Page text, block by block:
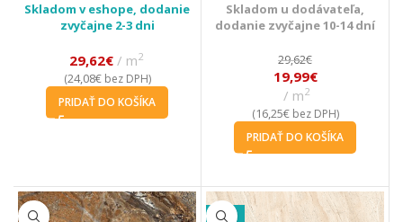
Skladom v eshope, dodanie
zvyčajne 2-3 dni
29,62€ m2
(24,08€bez DPH)
PRIDAŤ DO KOŠÍKA
Skladom u dodávateľa,
dodanie zvyčajne 10-14 dní
29,62€
19,99€
m2
(16,25€bez DPH)
PRIDAŤ DO KOŠÍKA
-20%